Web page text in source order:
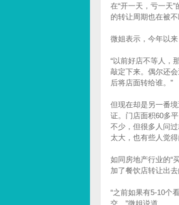
在“开一天，亏一天
的转让周期也在被不
微姐表示，今年以
“以前好店不等人，
敲定下来。偶尔还
后将店面转给谁。”
但现在却是另一番
证。门店面积60多
不少，但很多人问
太大，也有些人觉
如同房地产行业的“
加了餐饮店转让出去
“之前如果有5-10个
交。”微姐说道。